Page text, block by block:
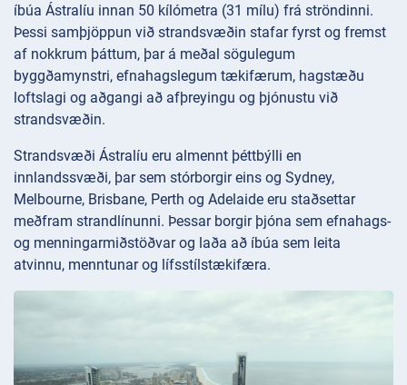
íbúa Ástralíu innan 50 kílómetra (31 mílu) frá ströndinni.
Þessi samþjöppun við strandsvæðin stafar fyrst og fremst
af nokkrum þáttum, þar á meðal sögulegum
byggðamynstri, efnahagslegum tækifærum, hagstæðu
loftslagi og aðgangi að afþreyingu og þjónustu við
strandsvæðin.
Strandsvæði Ástralíu eru almennt þéttbýlli en
innlandssvæði, þar sem stórborgir eins og Sydney,
Melbourne, Brisbane, Perth og Adelaide eru staðsettar
meðfram strandlínunni. Þessar borgir þjóna sem efnahags-
og menningarmiðstöðvar og laða að íbúa sem leita
atvinnu, menntunar og lífsstílstækifæra.